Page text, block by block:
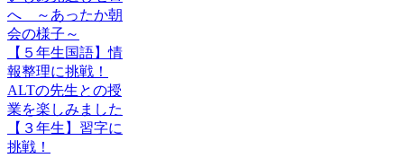
へ ～あったか朝
会の様子～
【５年生国語】情
報整理に挑戦！
ALTの先生との授
業を楽しみました
【３年生】習字に
挑戦！